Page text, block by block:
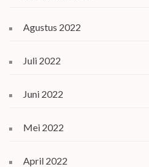
Agustus 2022
Juli 2022
Juni 2022
Mei 2022
April 2022